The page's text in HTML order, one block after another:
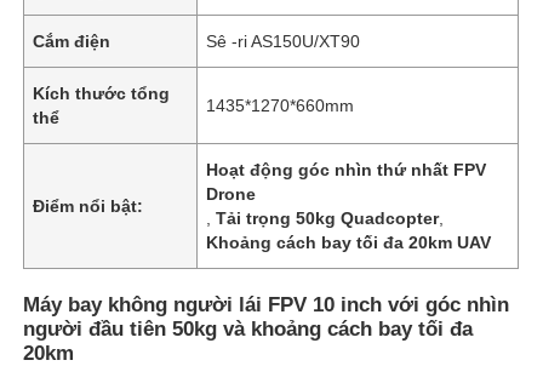
Trang chủ
Cắm điện Sê -ri AS150U/XT90
Kích thước tổng
thể
1435*1270*660mm
Điểm nổi bật:
Hoạt động góc nhìn thứ nhất FPV
Drone
,Tải trọng 50kg Quadcopter,
Khoảng cách bay tối đa 20km UAV
Máy bay không người lái FPV 10 inch với góc nhìn
người đầu tiên 50kg và khoảng cách bay tối đa
20km